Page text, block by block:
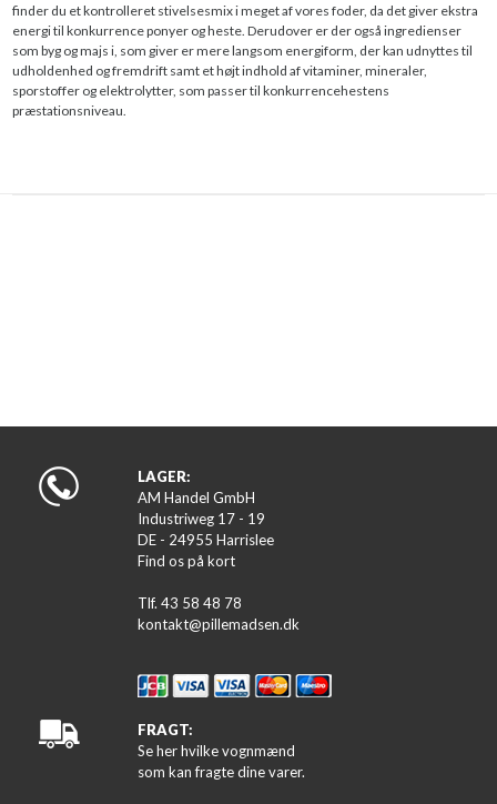
finder du et kontrolleret stivelsesmix i meget af vores foder, da det giver ekstra
energi til konkurrence ponyer og heste. Derudover er der også ingredienser
som byg og majs i, som giver er mere langsom energiform, der kan udnyttes til
udholdenhed og fremdrift samt et højt indhold af vitaminer, mineraler,
sporstoffer og elektrolytter, som passer til konkurrencehestens
præstationsniveau.
LAGER:
AM Handel GmbH
Industriweg 17 - 19
DE - 24955 Harrislee
Find os på kort
Tlf. 43 58 48 78
kontakt@pillemadsen.dk
FRAGT:
Se her hvilke vognmænd
som kan fragte dine varer.